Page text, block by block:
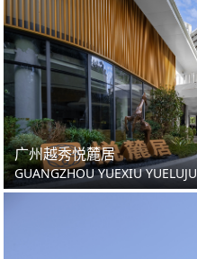
广州越秀悦麓居
GUANGZHOU YUEXIU YUELUJU